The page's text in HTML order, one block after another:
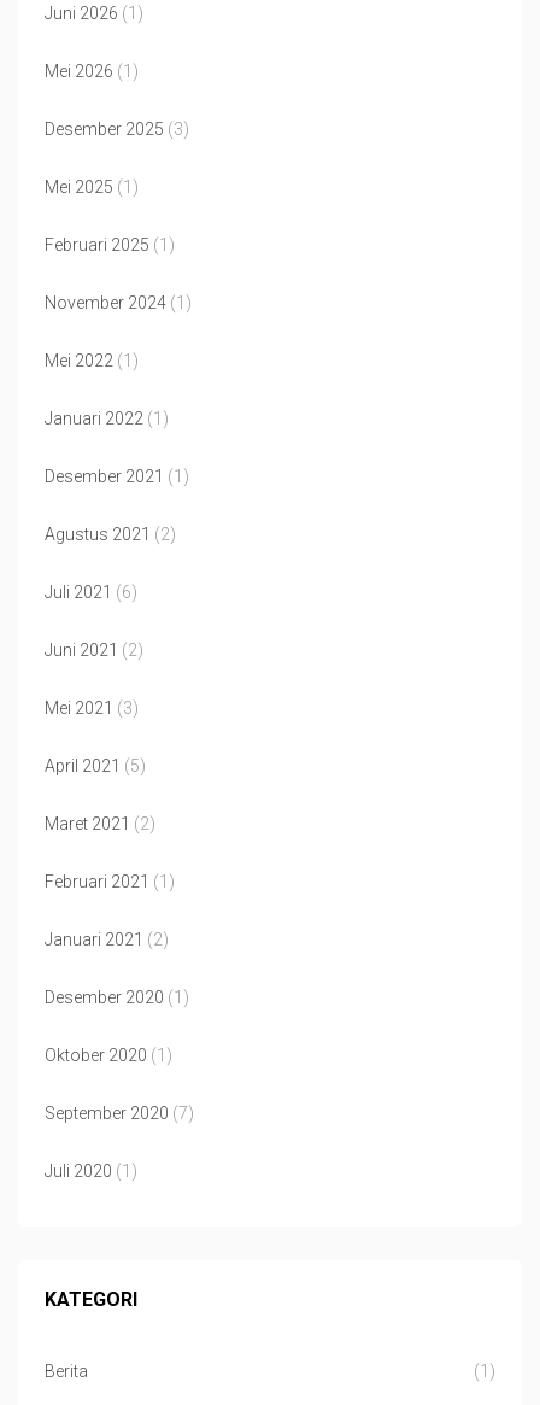
Juni 2026 (1)
Mei 2026 (1)
Desember 2025 (3)
Mei 2025 (1)
Februari 2025 (1)
November 2024 (1)
Mei 2022 (1)
Januari 2022 (1)
Desember 2021 (1)
Agustus 2021 (2)
Juli 2021 (6)
Juni 2021 (2)
Mei 2021 (3)
April 2021 (5)
Maret 2021 (2)
Februari 2021 (1)
Januari 2021 (2)
Desember 2020 (1)
Oktober 2020 (1)
September 2020 (7)
Juli 2020 (1)
KATEGORI
Berita (1)